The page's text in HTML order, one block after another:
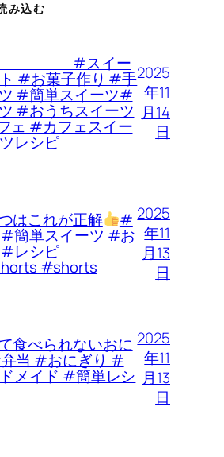
み込む
#スイー
#お菓子作り #手
#簡単スイーツ#
#おうちスイーツ
ェ #カフェスイー
レシピ
2025
年11
月14
日
はこれが正解 #
簡単スイーツ #お
#レシピ
#shorts
2025
年11
月13
日
食べられないおに
当 #おにぎり #
メイド #簡単レシ
2025
年11
月13
日